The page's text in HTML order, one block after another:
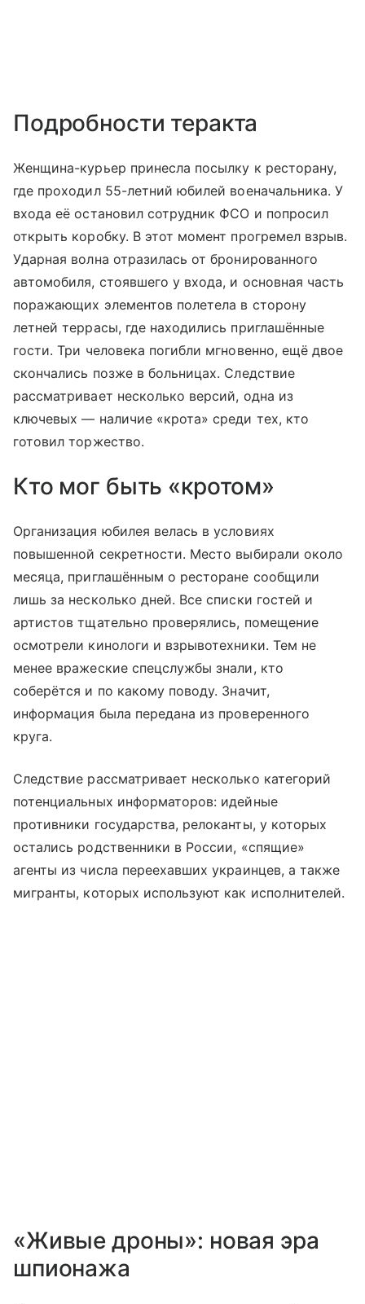
Подробности теракта
Женщина-курьер принесла посылку к ресторану,
где проходил 55-летний юбилей военачальника. У
входа её остановил сотрудник ФСО и попросил
открыть коробку. В этот момент прогремел взрыв.
Ударная волна отразилась от бронированного
автомобиля, стоявшего у входа, и основная часть
поражающих элементов полетела в сторону
летней террасы, где находились приглашённые
гости. Три человека погибли мгновенно, ещё двое
скончались позже в больницах. Следствие
рассматривает несколько версий, одна из
ключевых — наличие «крота» среди тех, кто
готовил торжество.
Кто мог быть «кротом»
Организация юбилея велась в условиях
повышенной секретности. Место выбирали около
месяца, приглашённым о ресторане сообщили
лишь за несколько дней. Все списки гостей и
артистов тщательно проверялись, помещение
осмотрели кинологи и взрывотехники. Тем не
менее вражеские спецслужбы знали, кто
соберётся и по какому поводу. Значит,
информация была передана из проверенного
круга.
Следствие рассматривает несколько категорий
потенциальных информаторов: идейные
противники государства, релоканты, у которых
остались родственники в России, «спящие»
агенты из числа переехавших украинцев, а также
мигранты, которых используют как исполнителей.
«Живые дроны»: новая эра
шпионажа